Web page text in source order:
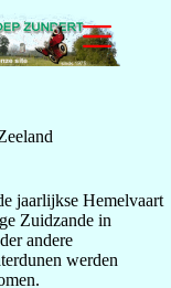
jaarlijkse Hemelvaart
Zuidzande in
andere
werden